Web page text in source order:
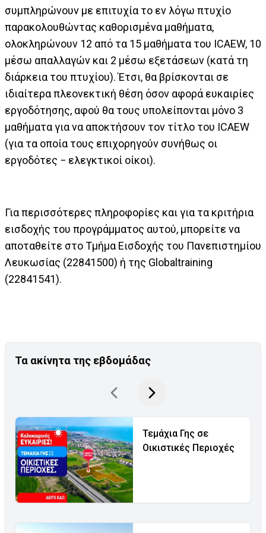
συμπληρώνουν με επιτυχία το εν λόγω πτυχίο
παρακολουθώντας καθορισμένα μαθήματα,
ολοκληρώνουν 12 από τα 15 μαθήματα του ICAEW, 10
μέσω απαλλαγών και 2 μέσω εξετάσεων (κατά τη
διάρκεια του πτυχίου). Έτσι, θα βρίσκονται σε
ιδιαίτερα πλεονεκτική θέση όσον αφορά ευκαιρίες
εργοδότησης, αφού θα τους υπολείπονται μόνο 3
μαθήματα για να αποκτήσουν τον τίτλο του ICAEW
(για τα οποία τους επιχορηγούν συνήθως οι
εργοδότες − ελεγκτικοί οίκοι).
Για περισσότερες πληροφορίες και για τα κριτήρια
εισδοχής του προγράμματος αυτού, μπορείτε να
αποταθείτε στο Τμήμα Εισδοχής του Πανεπιστημίου
Λευκωσίας (22841500) ή της Globaltraining
(22841541).
Τα ακίνητα της εβδομάδας
Τεμάχια Γης σε
Οικιστικές Περιοχές